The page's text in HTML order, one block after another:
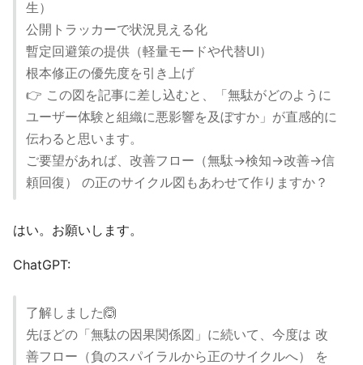
生）
公開トラッカーで状況見える化
暫定回避策の提供（軽量モードや代替UI）
根本修正の優先度を引き上げ
👉 この図を記事に差し込むと、「無駄がどのように
ユーザー体験と組織に悪影響を及ぼすか」が直感的に
伝わると思います。
ご要望があれば、改善フロー（無駄→検知→改善→信
頼回復） の正のサイクル図もあわせて作りますか？
はい。お願いします。
ChatGPT:
了解しました🙆
先ほどの「無駄の因果関係図」に続いて、今度は 改
善フロー（負のスパイラルから正のサイクルへ） を